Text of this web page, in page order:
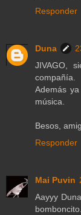
Responder
Duna
JIVAGO,
compañía.
Además
música.
Besos,
Responder
Mai Puvin
Aayyy